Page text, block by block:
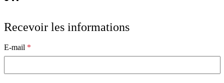
Recevoir les informations
E-mail *